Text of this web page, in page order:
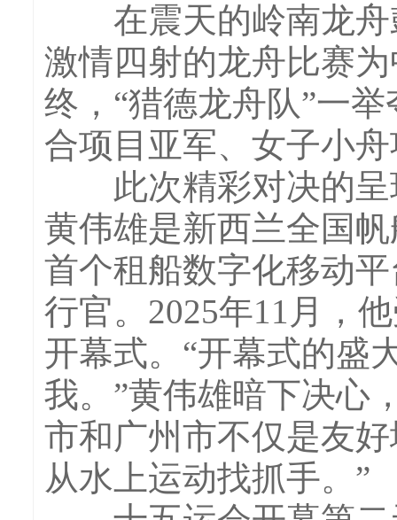
在震天的岭南龙舟
激情四射的龙舟比赛
终，“猎德龙舟队”一
合项目亚军、女子小
此次精彩对决的呈
黄伟雄是新西兰全国
首个租船数字化移动
行官。2025年11月，
开幕式。“开幕式的盛
我。”黄伟雄暗下决心
市和广州市不仅是友
从水上运动找抓手。”